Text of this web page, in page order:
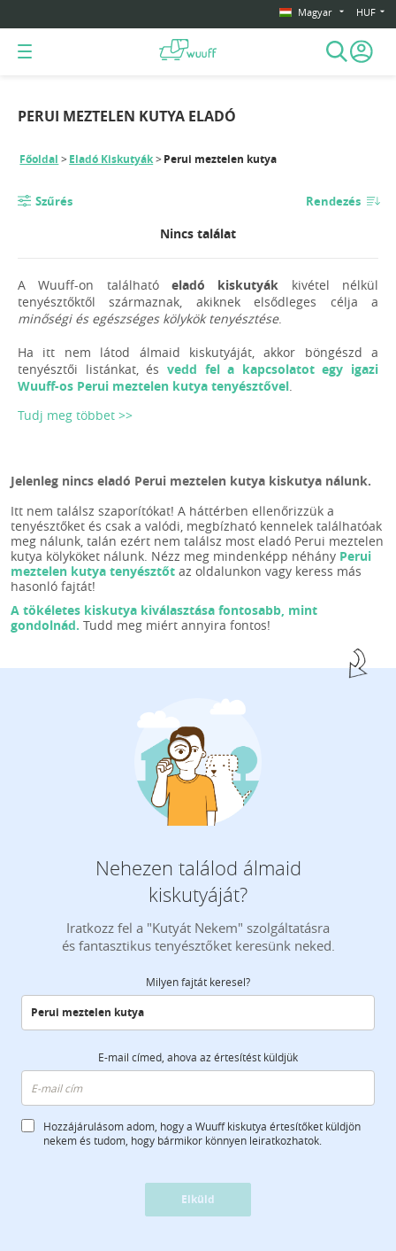
Magyar HUF
PERUI MEZTELEN KUTYA ELADÓ
Főoldal Eladó Kiskutyák Perui meztelen kutya
Szűrés Rendezés
Nincs találat
A Wuuff-on található eladó kiskutyák kivétel nélkül
tenyésztőktől származnak, akiknek elsődleges célja a
minőségi és egészséges kölykök tenyésztése.
Ha itt nem látod álmaid kiskutyáját, akkor böngészd a
tenyésztői listánkat, és vedd fel a kapcsolatot egy igazi
Wuuff-os Perui meztelen kutya tenyésztővel.
Tudj meg többet >>
Jelenleg nincs eladó Perui meztelen kutya kiskutya nálunk.
Itt nem találsz szaporítókat! A háttérben ellenőrizzük a
tenyésztőket és csak a valódi, megbízható kennelek találhatóak
meg nálunk, talán ezért nem találsz most eladó Perui meztelen
kutya kölyköket nálunk. Nézz meg mindenképp néhány Perui
meztelen kutya tenyésztőt az oldalunkon vagy keress más
hasonló fajtát!
A tökéletes kiskutya kiválasztása fontosabb, mint
gondolnád. Tudd meg miért annyira fontos!
Nehezen találod álmaid
kiskutyáját?
Iratkozz fel a "Kutyát Nekem" szolgáltatásra
és fantasztikus tenyésztőket keresünk neked.
Milyen fajtát keresel?
E-mail címed, ahova az értesítést küldjük
Hozzájárulásom adom, hogy a Wuuff kiskutya értesítőket küldjön
nekem és tudom, hogy bármikor könnyen leiratkozhatok.
Elküld